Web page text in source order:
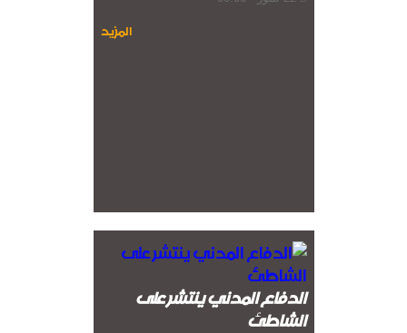
المزيد
الدفاع المدني ينتشر على
الشاطئ